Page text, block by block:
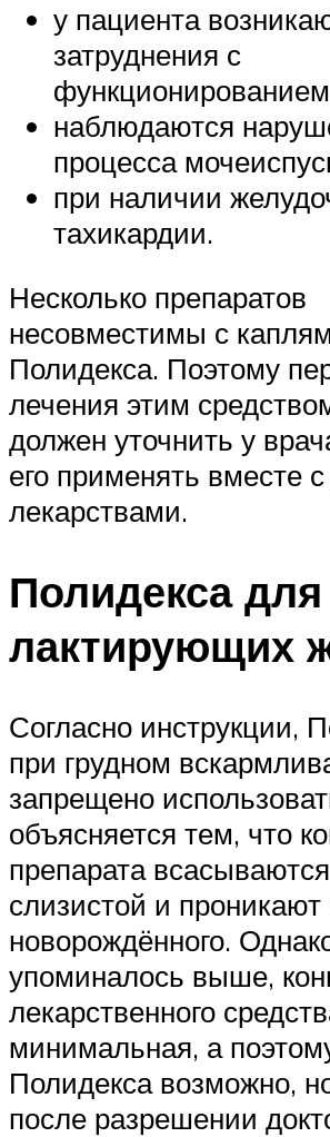
у пациента
затруднения с
наблюдаются
процесса
при наличии
тахикардии.
Несколько препаратов
несовместимы с
Полидекса. Поэтому
лечения этим
должен уточнить у
его применять вместе
лекарствами.
Полидекса для
лактирующих
Согласно инструкции,
при грудном
запрещено
объясняется тем, что
препарата
слизистой и проникают
новорождённого.
упоминалось выше,
лекарственного
минимальная, а
Полидекса возможно,
после разрешении